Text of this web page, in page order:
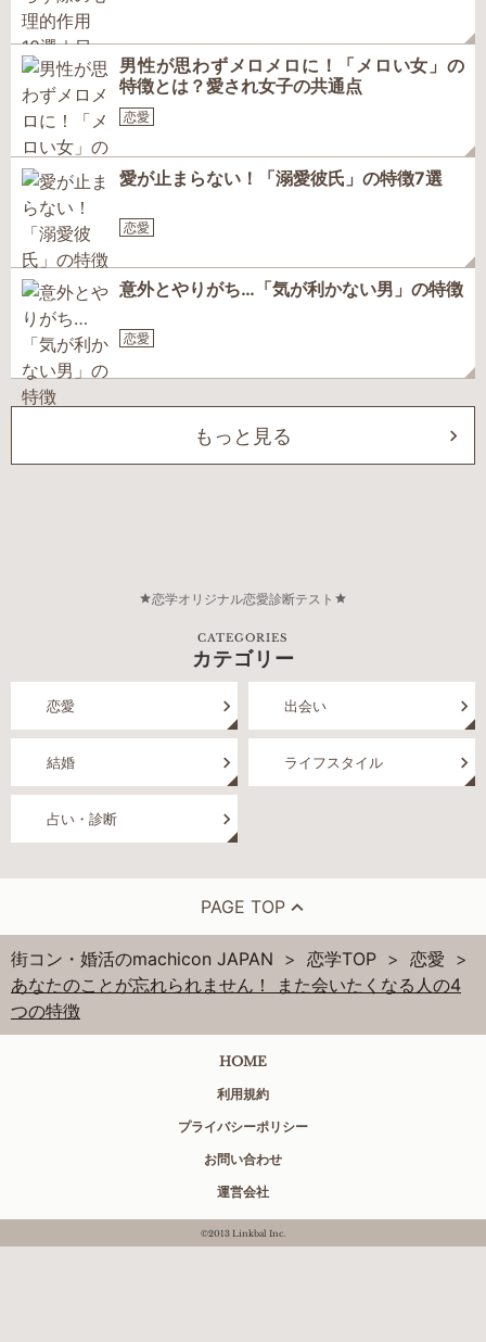
男性が思わずメロメロに！「メロい女」の
特徴とは？愛され女子の共通点
恋愛
愛が止まらない！「溺愛彼氏」の特徴7選
恋愛
意外とやりがち…「気が利かない男」の特徴
恋愛
もっと見る
恋学オリジナル恋愛診断テスト
CATEGORIES
カテゴリー
恋愛 出会い
結婚 ライフスタイル
占い・診断
PAGE TOP
街コン・婚活のmachicon JAPAN 恋学TOP
恋愛
あなたのことが忘れられません！ また会いたくなる人の4
つの特徴
HOME
利用規約
プライバシーポリシー
お問い合わせ
運営会社
©2013 Linkbal Inc.